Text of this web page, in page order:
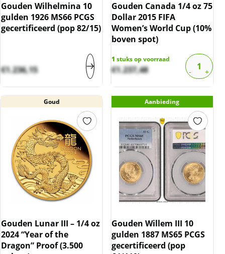
Gouden Wilhelmina 10
gulden 1926 MS66 PCGS
gecertificeerd (pop 82/15)
€1.236,15
Gouden Canada 1/4 oz 75
Dollar 2015 FIFA
Women’s World Cup (10%
boven spot)
1 stuks op voorraad
€1.237,48
Goud
Gouden Lunar III – 1/4 oz
2024 “Year of the
Dragon” Proof (3.500
Aanbieding
Gouden Willem III 10
gulden 1887 MS65 PCGS
gecertificeerd (pop